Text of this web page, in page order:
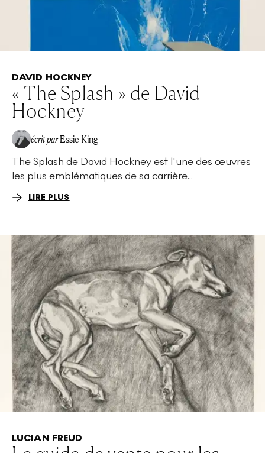
DAVID HOCKNEY
« The Splash » de David
Hockney
écrit par Essie King
The Splash de David Hockney est l'une des œuvres
les plus emblématiques de sa carrière...
LIRE PLUS
LUCIAN FREUD